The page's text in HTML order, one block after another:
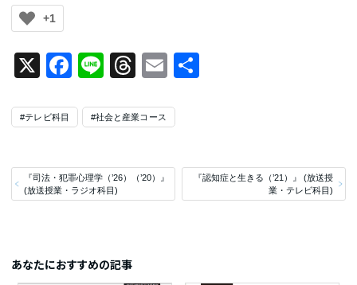
+1
X Facebook
LineThreads
Email
#テレビ科目 #社会と産業コース
『司法・犯罪心理学（’26）（’20）』
(放送授業・ラジオ科目)
『認知症と生きる（’21）』 (放送授
業・テレビ科目)
あなたにおすすめの記事